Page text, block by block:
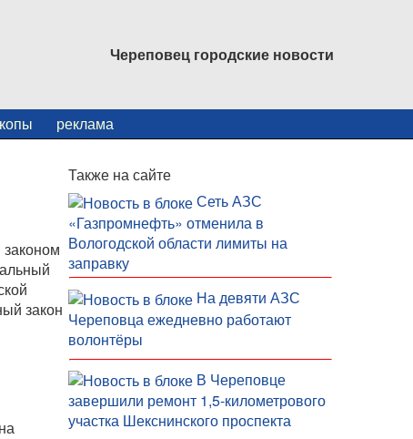
Череповец городские новости
реклама
закон
Также на сайте
Сеть АЗС
«Газпромнефть» отменила в
Вологодской области лимиты на
заправку
На девяти АЗС
Череповца ежедневно работают
волонтёры
В Череповце
завершили ремонт 1,5-километрового
участка Шекснинского проспекта